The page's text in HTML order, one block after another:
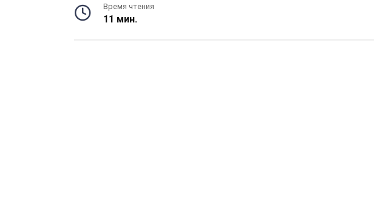
Время чтения
11 мин.